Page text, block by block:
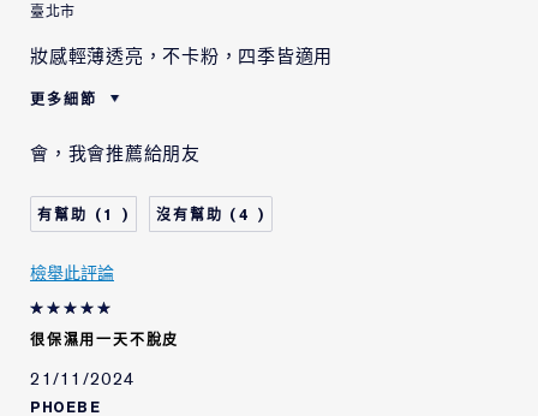
臺北市
妝感輕薄透亮，不卡粉，四季皆適用
更多細節
肌膚問題
美白淡斑/防曬
會，我會推薦給朋友
1 4
檢舉此評論
很保濕用一天不脫皮
21/11/2024
PHOEBE